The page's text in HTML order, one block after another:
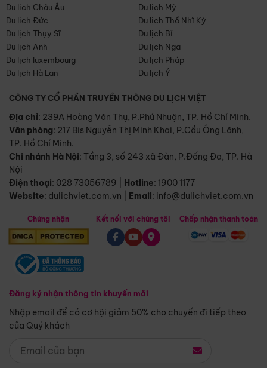
Du lịch Châu Âu
Du lịch Mỹ
Du lịch Đức
Du lịch Thổ Nhĩ Kỳ
Du lịch Thụy Sĩ
Du lịch Bỉ
Du lịch Anh
Du lịch Nga
Du lịch luxembourg
Du lịch Pháp
Du lịch Hà Lan
Du lịch Ý
CÔNG TY CỔ PHẦN TRUYỀN THÔNG DU LỊCH VIỆT
Địa chỉ: 239A Hoàng Văn Thụ, P.Phú Nhuận, TP. Hồ Chí Minh.
Văn phòng: 217 Bis Nguyễn Thị Minh Khai, P.Cầu Ông Lãnh,
TP. Hồ Chí Minh.
Chi nhánh Hà Nội: Tầng 3, số 243 xã Đàn, P.Đống Đa, TP. Hà
Nội
Điện thoại: 028 73056789 Hotline: 1900 1177
Website: dulichviet.com.vn Email: info@dulichviet.com.vn
Chứng nhận
Đăng ký nhận thông tin khuyến mãi
Nhập email để có cơ hội giảm 50% cho chuyến đi tiếp theo
của Quý khách
Kết nối với chúng tôi Chấp nhận thanh toán